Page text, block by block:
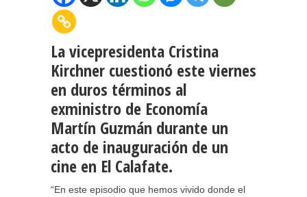
La vicepresidenta Cristina
Kirchner cuestionó este viernes
en duros términos al
exministro de Economía
Martín Guzmán durante un
acto de inauguración de un
cine en El Calafate.
“En este episodio que hemos vivido donde el